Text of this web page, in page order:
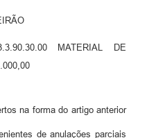
MATERIAL DE
na forma do artigo anterior
de anulações parciais